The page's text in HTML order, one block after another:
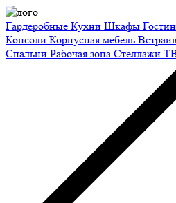
Гардеробные Кухни Шкафы
Консоли Корпусная мебель
Спальни Рабочая зона Стеллажи